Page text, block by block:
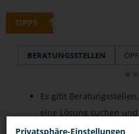
TIPPS
BERATUNGSSTELLEN
Es gibt
eine Lösung suchen
können.
Privatsphäre-Einstellungen